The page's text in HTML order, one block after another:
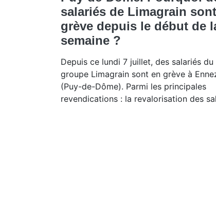
salariés de Limagrain
grève depuis le début de
semaine ?
Depuis ce lundi 7 juillet, des salariés du
groupe Limagrain sont en grève à
(Puy-de-Dôme). Parmi les principales
revendications : la revalorisation des